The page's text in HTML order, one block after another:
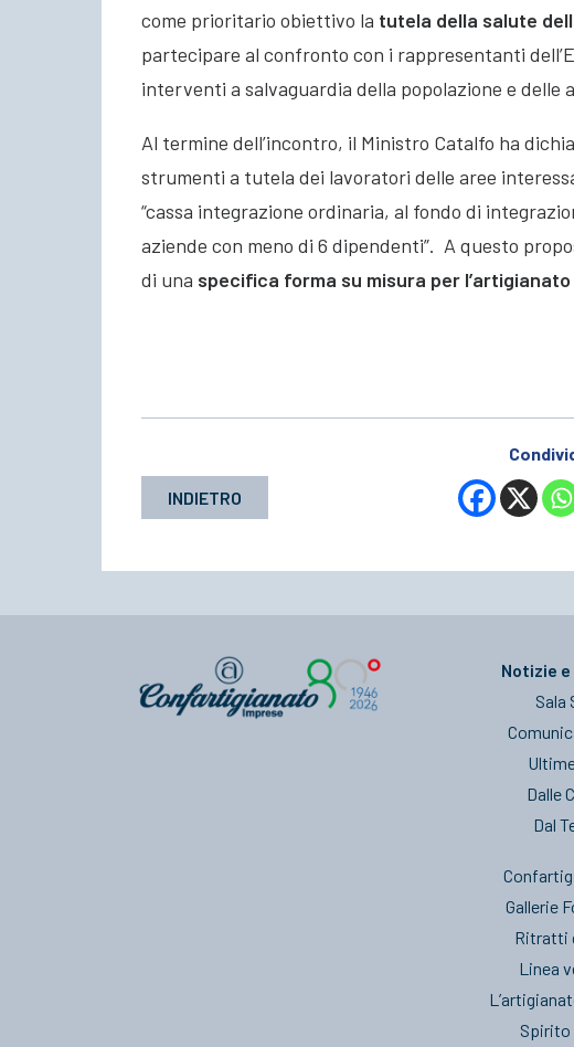
come prioritario obiettivo la tutela della salute
partecipare al confronto con i rappresentanti
interventi a salvaguardia della popolazione e
Al termine dell’incontro, il Ministro Catalfo ha
strumenti a tutela dei lavoratori delle aree
“cassa integrazione ordinaria, al fondo di
aziende con meno di 6 dipendenti”. A questo
di una specifica forma su misura per
INDIETRO
Notizie
Sala
Dalle
Dal
Gallerie
Ritratti
Linea
Spirito